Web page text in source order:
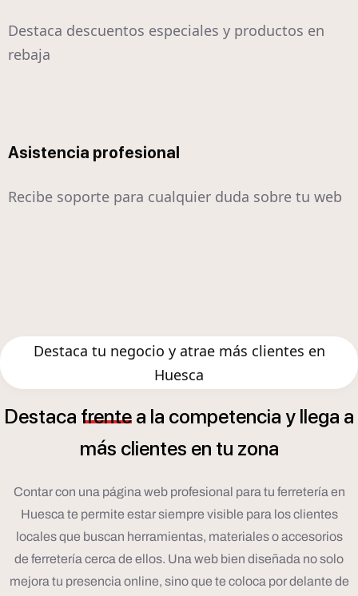
Destaca descuentos especiales y productos en
rebaja
Asistencia profesional
Recibe soporte para cualquier duda sobre tu web
Destaca tu negocio y atrae más clientes en
Huesca
Destaca frente a la competencia y llega a
más clientes en tu zona
Contar con una página web profesional para tu ferretería en
Huesca te permite estar siempre visible para los clientes
locales que buscan herramientas, materiales o accesorios
de ferretería cerca de ellos. Una web bien diseñada no solo
mejora tu presencia online, sino que te coloca por delante de